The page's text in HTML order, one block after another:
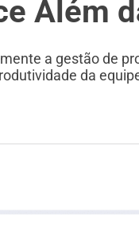
Além
a gestão de
da